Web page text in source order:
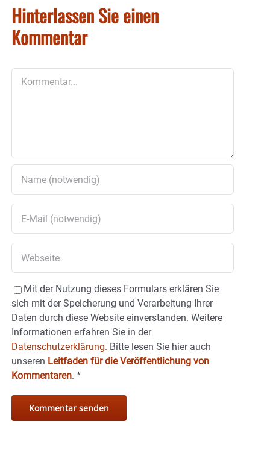
Hinterlassen Sie einen
Kommentar
Mit der Nutzung dieses Formulars erklären Sie
sich mit der Speicherung und Verarbeitung Ihrer
Daten durch diese Website einverstanden. Weitere
Informationen erfahren Sie in der
Datenschutzerklärung. Bitte lesen Sie hier auch
unseren Leitfaden für die Veröffentlichung von
Kommentaren. *